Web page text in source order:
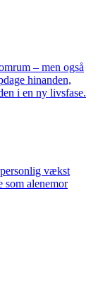
– men også
hinanden,
i en ny livsfase.
vækst
som alenemor